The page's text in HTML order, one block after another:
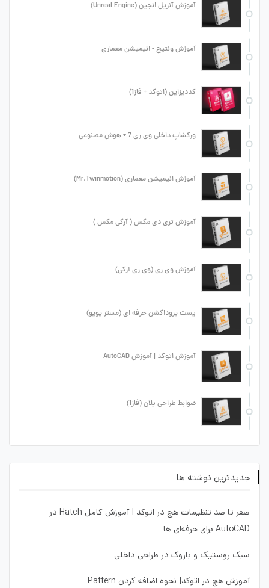
آموزش آنریل انجین (Unreal Engine)
آموزش ونتیج - انیمیشن معماری
کددیزاین (اتوکد + فاز1)
ورکشاپ داخلی وی ری 7 + هوش مصنوعی
آموزش انیمیشن معماری (Mr.Twinmotion)
آموزش تری دی مکس ( آرکی مکس )
آموزش وی ری (وی ری آرکی)
پست پروداکشن حرفه ای (مستر پوپو)
آموزش اتوکد | آموزش AutoCAD
ضوابط طراحی پلان (فاز1)
جدیدترین نوشته ها
صفر تا صد تنظیمات هچ در اتوکد | آموزش کامل Hatch در
AutoCAD برای حرفه‌ای ها
سبک روستیک و باروک در طراحی داخلی
آموزش هچ در اتوکد| نحوه اضافه کردن Pattern